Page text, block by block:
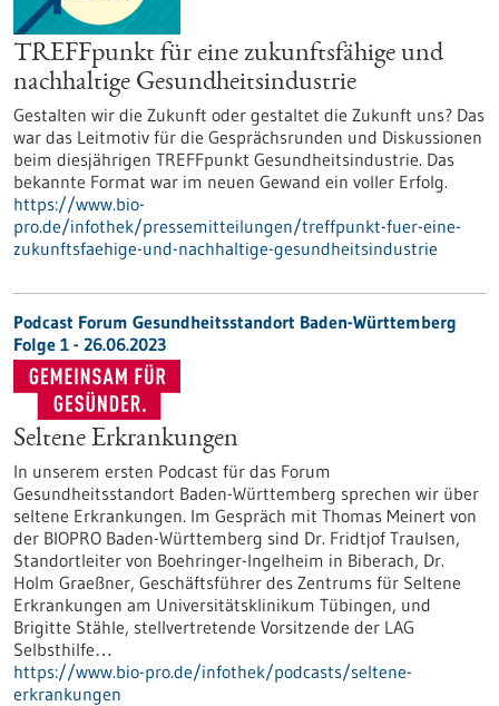
TREFFpunkt für eine zukunftsfähige und
nachhaltige Gesundheitsindustrie
Gestalten wir die Zukunft oder gestaltet die Zukunft uns? Das
war das Leitmotiv für die Gesprächsrunden und Diskussionen
beim diesjährigen TREFFpunkt Gesundheitsindustrie. Das
bekannte Format war im neuen Gewand ein voller Erfolg.
https://www.bio-
pro.de/infothek/pressemitteilungen/treffpunkt-fuer-eine-
zukunftsfaehige-und-nachhaltige-gesundheitsindustrie
Podcast Forum Gesundheitsstandort Baden-Württemberg
Folge 1 - 26.06.2023
Seltene Erkrankungen
In unserem ersten Podcast für das Forum
Gesundheitsstandort Baden-Württemberg sprechen wir über
seltene Erkrankungen. Im Gespräch mit Thomas Meinert von
der BIOPRO Baden-Württemberg sind Dr. Fridtjof Traulsen,
Standortleiter von Boehringer-Ingelheim in Biberach, Dr.
Holm Graeßner, Geschäftsführer des Zentrums für Seltene
Erkrankungen am Universitätsklinikum Tübingen, und
Brigitte Stähle, stellvertretende Vorsitzende der LAG
Selbsthilfe…
https://www.bio-pro.de/infothek/podcasts/seltene-
erkrankungen